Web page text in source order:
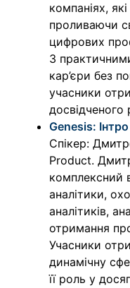
компаніях,
проливаючи
цифрових
З
кар’єри без
учасники
досвідченого
Genesis:
Спікер:
Product.
комплексний
аналітики,
аналітиків,
отримання
Учасники
динамічну
її роль у